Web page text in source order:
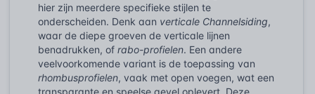
hier zijn meerdere specifieke stijlen te
onderscheiden. Denk aan verticale Channelsiding,
waar de diepe groeven de verticale lijnen
benadrukken, of rabo-profielen. Een andere
veelvoorkomende variant is de toepassing van
rhombusprofielen, vaak met open voegen, wat een
transparante en speelse gevel oplevert. Deze